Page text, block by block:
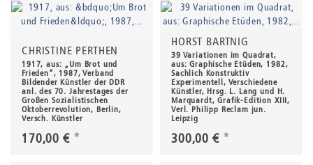
CHRISTINE PERTHEN
1917, aus: „Um Brot und
Frieden“, 1987, Verband
Bildender Künstler der DDR
anl. des 70. Jahrestages der
Großen Sozialistischen
Oktoberrevolution, Berlin,
Versch. Künstler
170,00 € *
HORST BARTNIG
39 Variationen im Quadrat,
aus: Graphische Etüden, 1982,
Sachlich Konstruktiv
Experimentell, Verschiedene
Künstler, Hrsg. L. Lang und H.
Marquardt, Grafik-Edition XIII,
Verl. Philipp Reclam jun.
Leipzig
300,00 € *